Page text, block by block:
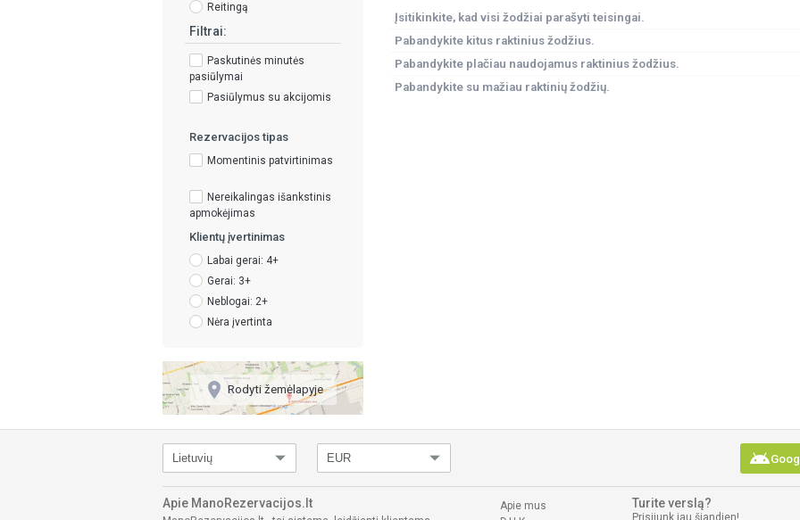
Įsitikinkite, kad visi žodžiai parašyti teisingai.
Pabandykite kitus raktinius žodžius.
Pabandykite plačiau naudojamus raktinius žodžius.
Pabandykite su mažiau raktinių žodžių.
Reitingą
Filtrai:
Paskutinės minutės
pasiūlymai
Pasiūlymus su akcijomis
Rezervacijos tipas
Momentinis patvirtinimas
Nereikalingas išankstinis
apmokėjimas
Klientų įvertinimas
Labai gerai: 4+
Gerai: 3+
Neblogai: 2+
Nėra įvertinta
place Rodyti žemėlapyje
android
Apie ManoRezervacijos.lt
Apie mus
Turite verslą?
Prisijunk jau šiandien!